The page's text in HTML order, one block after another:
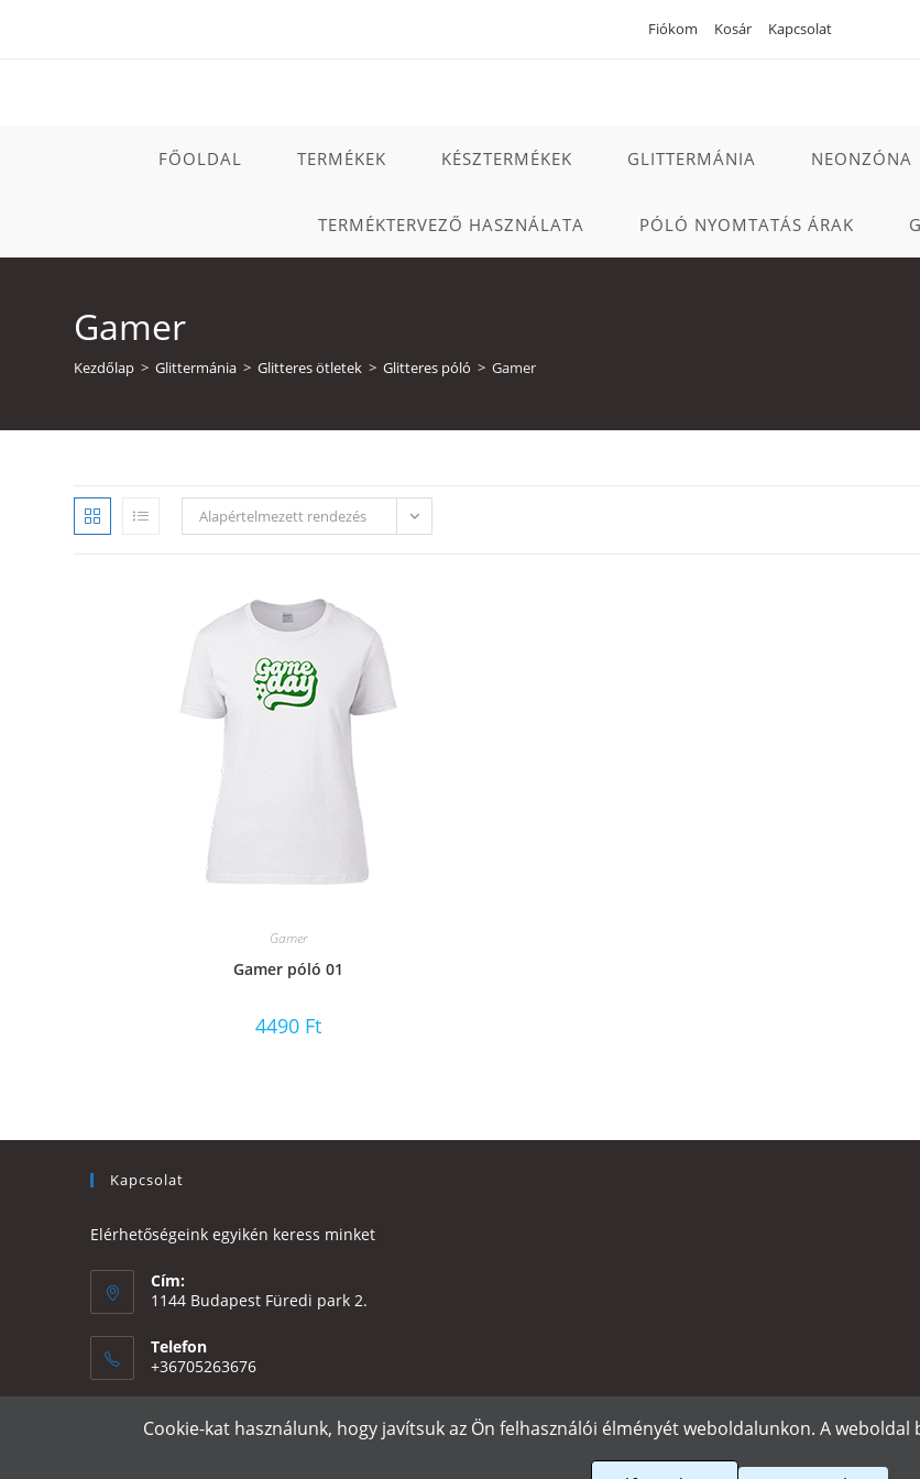
Fiókom Kosár Kapcsolat
FŐOLDAL TERMÉKEK KÉSZTERMÉKEK GLITTERMÁNIA NEONZÓNA
TERMÉKTERVEZŐ HASZNÁLATA PÓLÓ NYOMTATÁS ÁRAK
Gamer
Kezdőlap > Glittermánia > Glitteres ötletek > Glitteres póló > Gamer
Alapértelmezett rendezés
Gamer
Gamer póló 01
4490 Ft
Kapcsolat
Elérhetőségeink egyikén keress minket
Cím:
1144 Budapest Füredi park 2.
Telefon
+36705263676
eszter@e-design.huOpens
Cookie-kat használunk, hogy javítsuk az Ön felhasználói élményét weboldalunkon. A